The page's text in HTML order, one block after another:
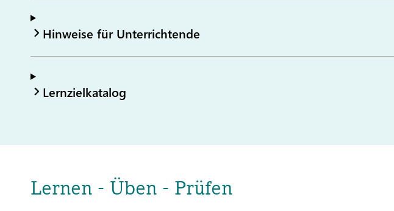
Hinweise für Unterrichtende
Lernzielkatalog
Lernen - Üben - Prüfen